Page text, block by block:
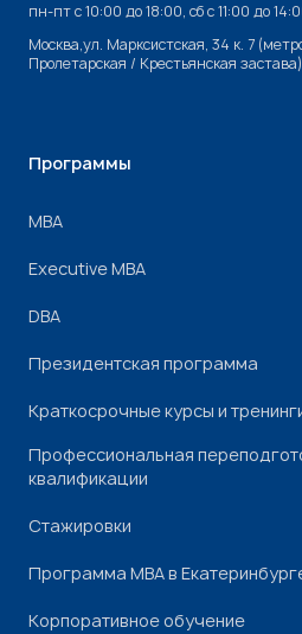
пн-пт с 10:00 до 18:00, cб с 11:00 до
Москва,ул. Марксистская, 34 к. 7
Пролетарская / Крестьянская застава)
Программы
МВА
Executive MBA
DBA
Президентская программа
Краткосрочные курсы и
Профессиональная
квалификации
Стажировки
Программа МВА в
Корпоративное обучение